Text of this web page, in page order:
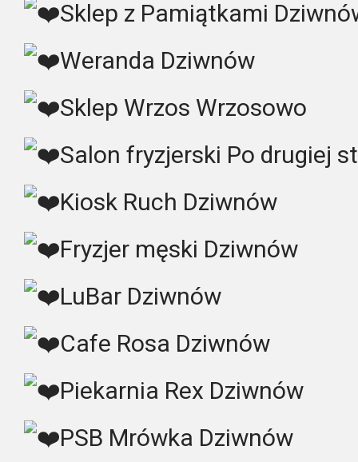
Sklep z Pamiątkami
Weranda Dziwnów
Sklep Wrzos Wrzosowo
Salon fryzjerski Po drugiej
Kiosk Ruch Dziwnów
Fryzjer męski Dziwnów
LuBar Dziwnów
Cafe Rosa Dziwnów
Piekarnia Rex Dziwnów
PSB Mrówka Dziwnów